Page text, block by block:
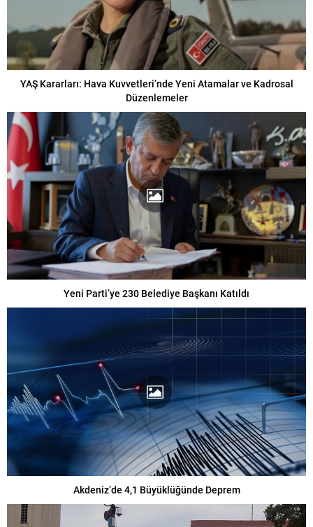
YAŞ Kararları: Hava Kuvvetleri’nde Yeni Atamalar ve Kadrosal
Düzenlemeler
Yeni Parti’ye 230 Belediye Başkanı Katıldı
Akdeniz’de 4,1 Büyüklüğünde Deprem